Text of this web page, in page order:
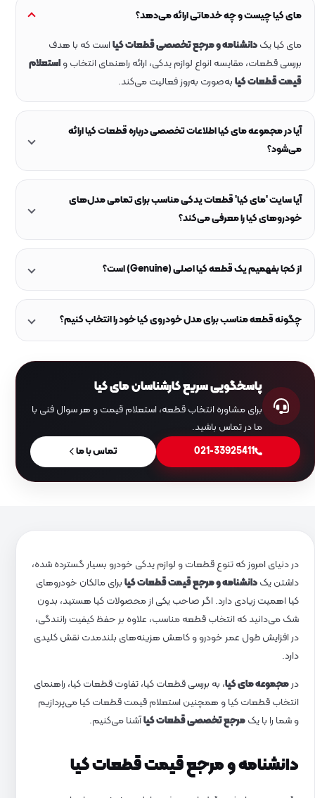
مای کیا چیست و چه خدماتی ارائه می‌دهد؟
مای کیا یکدانشنامه و مرجع تخصصی قطعات کیااست که با هدف
بررسی قطعات، مقایسه انواع لوازم یدکی، ارائه راهنمای انتخاب واستعلام
قیمت قطعات کیابه‌صورت به‌روز فعالیت می‌کند.
آیا در مجموعه مای کیا اطلاعات تخصصی درباره قطعات کیا ارائه
می‌شود؟
آیا سایت 'مای کیا' قطعات یدکی مناسب برای تمامی مدل‌های
خودروهای کیا را معرفی می‌کند؟
از کجا بفهمیم یک قطعه کیا اصلی (Genuine) است؟
چگونه قطعه مناسب برای مدل خودروی کیا خود را انتخاب کنیم؟
پاسخگویی سریع کارشناسان مای کیا
برای مشاوره انتخاب قطعه، استعلام قیمت و هر سوال فنی با
ما در تماس باشید.
021-33925411
تماس با ما
در دنیای امروز که تنوع قطعات و لوازم یدکی خودرو بسیار گسترده شده،
داشتن یکدانشنامه و مرجع قیمت قطعات کیابرای مالکان خودروهای
کیا اهمیت زیادی دارد. اگر صاحب یکی از محصولات کیا هستید، بدون
شک می‌دانید که انتخاب قطعه مناسب، علاوه بر حفظ کیفیت رانندگی،
در افزایش طول عمر خودرو و کاهش هزینه‌های بلندمدت نقش کلیدی
دارد.
درمجموعه مای کیا، به بررسی قطعات کیا، تفاوت قطعات کیا، راهنمای
انتخاب قطعات کیا و همچنین استعلام قیمت قطعات کیا می‌پردازیم
و شما را با یکمرجع تخصصی قطعات کیاآشنا می‌کنیم.
دانشنامه و مرجع قیمت قطعات کیا